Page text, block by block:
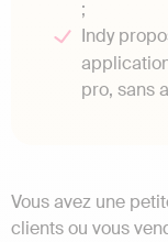
;
Indy
pro, sans
Vous avez une
clients ou vous